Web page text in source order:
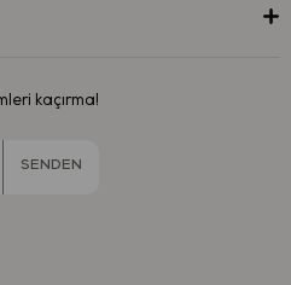
kaçırma!
SENDEN